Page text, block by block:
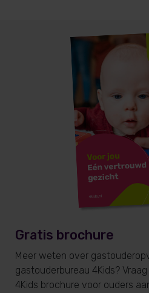
Gratis brochure
Meer weten over
gastouderbureau 4Kids?
4Kids brochure voor ouders